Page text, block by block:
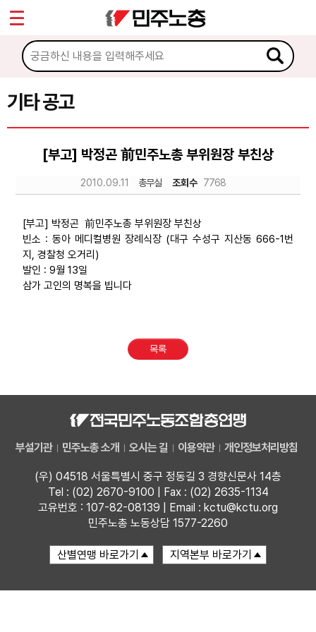
기타 공고
[부고] 박정곤 前민주노총 부위원장 부친상
2010.09.11 총무실 조회수 7768
[부고] 박정곤 前민주노총 부위원장 부친상
빈소 : 동아 메디컬병원 장례식장 (대구 수성구 지산동 666-1번
지, 경찰청 오거리)
발인 : 9월 13일
삼가 고인의 명복을 빕니다
목록
부설기관 민주노총 소개 오시는 길 이용약관 개인정보처리방침
(우) 04518 서울특별시 중구 정동길 3 경향신문사 14층
Tel : (02) 2670-9100 | Fax : (02) 2635-1134
고유번호 : 107-82-08139 | Email : kctu@kctu.org
민주노총 노동상담 1577-2260
마이페이지
소개
소식
공지사항
성명·보도
노동상담
자료
Sketchbook5, 스케치북5
Sketchbook5, 스케치북5